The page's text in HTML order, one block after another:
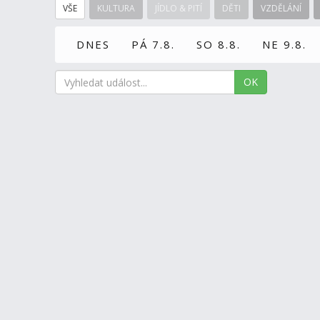
VŠE KULTURA JÍDLO & PITÍ DĚTI VZDĚLÁNÍ
DNES PÁ 7.8. SO 8.8. NE 9.8.
OK